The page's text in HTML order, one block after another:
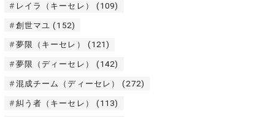
レイラ（キーセレ） (109)
創世マユ (152)
夢限（キーセレ） (121)
夢限（ディーセレ） (142)
混成チーム（ディーセレ） (272)
糾う者（キーセレ） (113)